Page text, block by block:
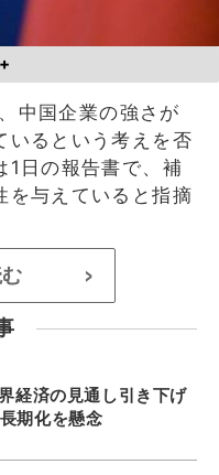
中国企業の強さが
いるという考えを否
1日の報告書で、補
を与えていると指摘
>
経済の見通し引き下げ
期化を懸念